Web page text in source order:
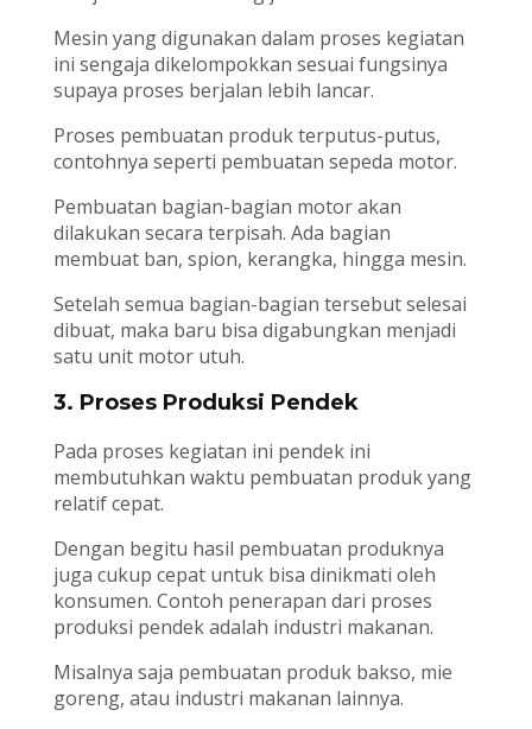
Mesin yang digunakan dalam proses kegiatan
ini sengaja dikelompokkan sesuai fungsinya
supaya proses berjalan lebih lancar.
Proses pembuatan produk terputus-putus,
contohnya seperti pembuatan sepeda motor.
Pembuatan bagian-bagian motor akan
dilakukan secara terpisah. Ada bagian
membuat ban, spion, kerangka, hingga mesin.
Setelah semua bagian-bagian tersebut selesai
dibuat, maka baru bisa digabungkan menjadi
satu unit motor utuh.
3. Proses Produksi Pendek
Pada proses kegiatan ini pendek ini
membutuhkan waktu pembuatan produk yang
relatif cepat.
Dengan begitu hasil pembuatan produknya
juga cukup cepat untuk bisa dinikmati oleh
konsumen. Contoh penerapan dari proses
produksi pendek adalah industri makanan.
Misalnya saja pembuatan produk bakso, mie
goreng, atau industri makanan lainnya.